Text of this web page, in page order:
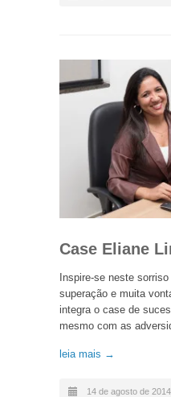
Case Eliane
Inspire-se neste
superação e muita
integra o case de
mesmo com as
leia mais →
14 de agosto de 2014